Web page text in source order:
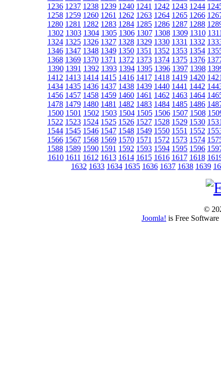
1236 1237 1238 1239 1240 1241 1242 1243 1244
1258 1259 1260 1261 1262 1263 1264 1265 1266
1280 1281 1282 1283 1284 1285 1286 1287 1288
1302 1303 1304 1305 1306 1307 1308 1309 1310
1324 1325 1326 1327 1328 1329 1330 1331 1332
1346 1347 1348 1349 1350 1351 1352 1353 1354
1368 1369 1370 1371 1372 1373 1374 1375 1376
1390 1391 1392 1393 1394 1395 1396 1397 1398
1412 1413 1414 1415 1416 1417 1418 1419 1420
1434 1435 1436 1437 1438 1439 1440 1441 1442
1456 1457 1458 1459 1460 1461 1462 1463 1464
1478 1479 1480 1481 1482 1483 1484 1485 1486
1500 1501 1502 1503 1504 1505 1506 1507 1508
1522 1523 1524 1525 1526 1527 1528 1529 1530
1544 1545 1546 1547 1548 1549 1550 1551 1552
1566 1567 1568 1569 1570 1571 1572 1573 1574
1588 1589 1590 1591 1592 1593 1594 1595 1596
1610 1611 1612 1613 1614 1615 1616 1617 1618
1632 1633 1634 1635 1636 1637 1638 1639
©
Joomla! is Free